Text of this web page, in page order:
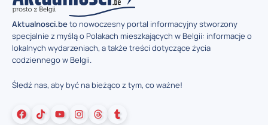
Aktualnosci.beto nowoczesny portal informacyjny stworzony
specjalnie z myślą o Polakach mieszkających w Belgii: informacje o
lokalnych wydarzeniach, a także treści dotyczące życia
codziennego w Belgii.
Śledź nas, aby być na bieżąco z tym, co ważne!